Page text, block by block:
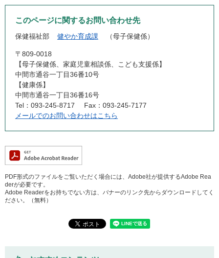
このページに関するお問い合わせ先
保健福祉部 健やか育成課 母子保健係
〒809-0018
【母子保健係、家庭児童相談係、こども支援係】
中間市通谷一丁目36番10号
【健康係】
中間市通谷一丁目36番16号
Tel：093-245-8717
Fax：093-245-7177
メールでのお問い合わせはこちら
PDF形式のファイルをご覧いただく場合には、Adobe社が提供するAdobe Rea
derが必要です。
Adobe Readerをお持ちでない方は、バナーのリンク先からダウンロードしてく
ださい。（無料）